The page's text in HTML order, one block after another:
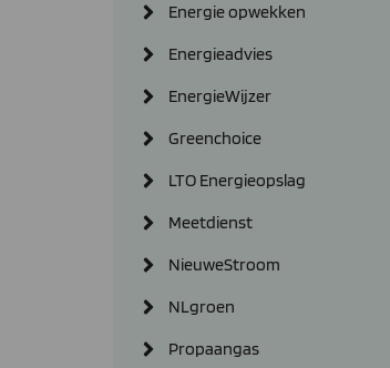
Energie opwekken
Energieadvies
EnergieWijzer
Greenchoice
LTO Energieopslag
Meetdienst
NieuweStroom
NLgroen
Propaangas